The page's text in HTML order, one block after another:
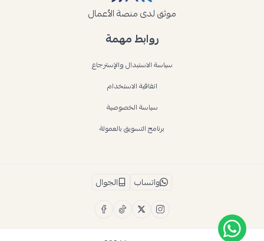
روابط مهمة
سياسة الاستبدال والإسترجاع
اتفاقية الاستخدام
سياسة الخصوصية
برنامج التسويق بالعمولة
موثق لدى منصة الأعمال
واتساب الجوال